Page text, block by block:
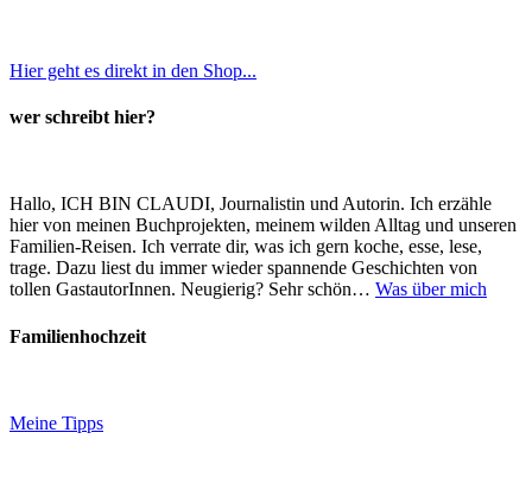
Hier geht es direkt in den Shop...
wer schreibt hier?
Hallo, ICH BIN CLAUDI, Journalistin und Autorin. Ich erzähle
hier von meinen Buchprojekten, meinem wilden Alltag und unseren
Familien-Reisen. Ich verrate dir, was ich gern koche, esse, lese,
trage. Dazu liest du immer wieder spannende Geschichten von
tollen GastautorInnen. Neugierig? Sehr schön… Was über mich
Familienhochzeit
Meine Tipps